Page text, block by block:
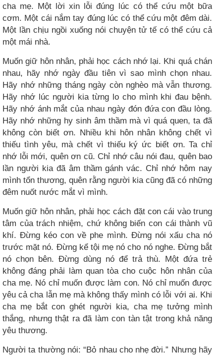
cha mẹ. Một lời xin lỗi đúng lúc có thể cứu một bữa
cơm. Một cái nắm tay đúng lúc có thể cứu một đêm dài.
Một lần chịu ngồi xuống nói chuyện tử tế có thể cứu cả
một mái nhà.
Muốn giữ hôn nhân, phải học cách nhớ lại. Khi quá chán
nhau, hãy nhớ ngày đầu tiên vì sao mình chọn nhau.
Hãy nhớ những tháng ngày còn nghèo mà vẫn thương.
Hãy nhớ lúc người kia từng lo cho mình khi đau bệnh.
Hãy nhớ ánh mắt của nhau ngày đón đứa con đầu lòng.
Hãy nhớ những hy sinh âm thầm mà vì quá quen, ta đã
không còn biết ơn. Nhiều khi hôn nhân không chết vì
thiếu tình yêu, mà chết vì thiếu ký ức biết ơn. Ta chỉ
nhớ lỗi mới, quên ơn cũ. Chỉ nhớ câu nói đau, quên bao
lần người kia đã âm thầm gánh vác. Chỉ nhớ hôm nay
mình tổn thương, quên rằng người kia cũng đã có những
đêm nuốt nước mắt vì mình.
Muốn giữ hôn nhân, phải học cách đặt con cái vào trung
tâm của trách nhiệm, chứ không biến con cái thành vũ
khí. Đừng kéo con về phe mình. Đừng nói xấu cha nó
trước mặt nó. Đừng kể tội mẹ nó cho nó nghe. Đừng bắt
nó chọn bên. Đừng dùng nó để trả thù. Một đứa trẻ
không đáng phải làm quan tòa cho cuộc hôn nhân của
cha mẹ. Nó chỉ muốn được làm con. Nó chỉ muốn được
yêu cả cha lẫn mẹ mà không thấy mình có lỗi với ai. Khi
cha mẹ bắt con ghét người kia, cha mẹ tưởng mình
thắng, nhưng thật ra đã làm con tàn tật trong khả năng
yêu thương.
Người ta thường nói: “Bỏ nhau cho nhẹ đời.” Nhưng hãy